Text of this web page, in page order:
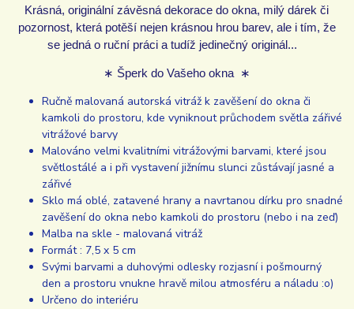
Krásná, originální závěsná dekorace do okna, milý dárek či
pozornost, která potěší nejen krásnou hrou barev, ale i tím, že
se jedná o ruční práci a tudíž jedinečný originál...
∗ Šperk do Vašeho okna ∗
Ručně malovaná autorská vitráž k zavěšení do okna či
kamkoli do prostoru, kde vyniknout průchodem světla zářivé
vitrážové barvy
Malováno velmi kvalitními vitrážovými barvami, které jsou
světlostálé a i při vystavení jižnímu slunci zůstávají jasné a
zářivé
Sklo má oblé, zatavené hrany a navrtanou dírku pro snadné
zavěšení do okna nebo kamkoli do prostoru (nebo i na zeď)
Malba na skle - malovaná vitráž
Formát : 7,5 x 5 cm
Svými barvami a duhovými odlesky rozjasní i pošmourný
den a prostoru vnukne hravě milou atmosféru a náladu :o)
Určeno do interiéru